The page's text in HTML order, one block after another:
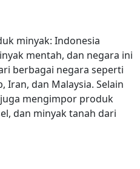
minyak: Indonesia
mentah, dan negara ini
berbagai negara seperti
Iran, dan Malaysia. Selain
mengimpor produk
dan minyak tanah dari